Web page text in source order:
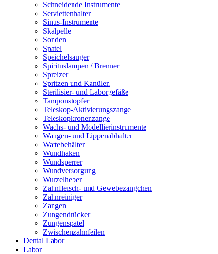
Schneidende Instrumente
Serviettenhalter
Sinus-Instrumente
Skalpelle
Sonden
Spatel
Speichelsauger
Spirituslampen / Brenner
Spreizer
Spritzen und Kanülen
Sterilisier- und Laborgefäße
Tamponstopfer
Teleskop-Aktivierungszange
Teleskopkronenzange
Wachs- und Modellierinstrumente
Wangen- und Lippenabhalter
Wattebehälter
Wundhaken
Wundsperrer
Wundversorgung
Wurzelheber
Zahnfleisch- und Gewebezängchen
Zahnreiniger
Zangen
Zungendrücker
Zungenspatel
Zwischenzahnfeilen
Dental Labor
Labor